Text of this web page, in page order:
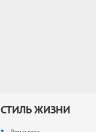
СТИЛЬ ЖИЗНИ